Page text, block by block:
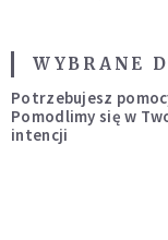
WYBRANE
Potrzebujesz
Pomodlimy się w
intencji